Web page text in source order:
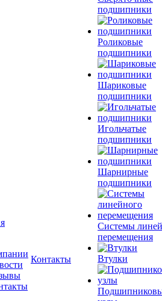
Контакты
подшипники
Роликовые
подшипники
Шариковые
подшипники
Игольчатые
подшипники
Шарнирные
подшипники
Системы
перемещения
Втулки